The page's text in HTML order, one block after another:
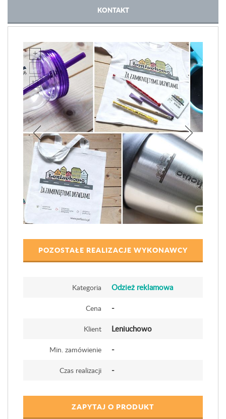
KONTAKT
POZOSTAŁE REALIZACJE WYKONAWCY
Kategoria Odzież reklamowa
Cena -
Klient Leniuchowo
Min. zamówienie -
Czas realizacji -
ZAPYTAJ O PRODUKT